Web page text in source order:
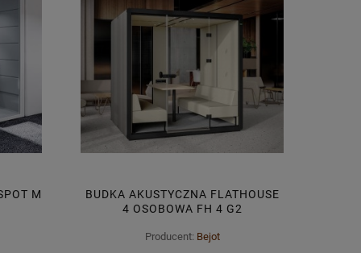
M
BUDKA AKUSTYCZNA FLATHOUSE
4 OSOBOWA FH 4 G2
Producent: Bejot